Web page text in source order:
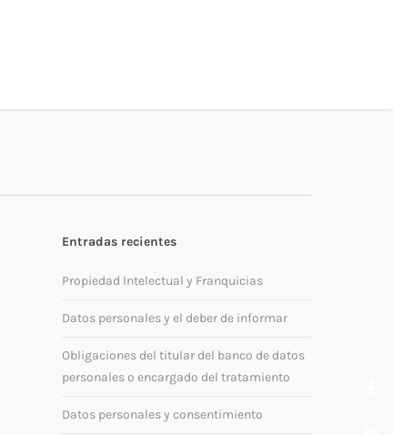
Entradas recientes
Propiedad Intelectual y Franquicias
Datos personales y el deber de informar
Obligaciones del titular del banco de datos
personales o encargado del tratamiento
Datos personales y consentimiento